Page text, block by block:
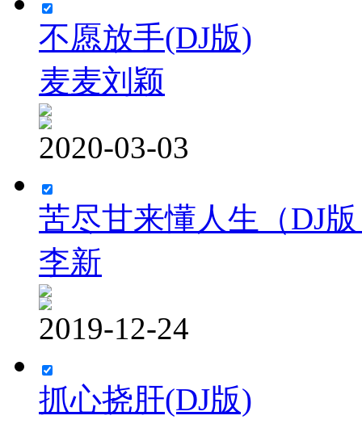
不愿放手(DJ版)
麦麦刘颖
2020-03-03
苦尽甘来懂人生（DJ
李新
2019-12-24
抓心挠肝(DJ版)